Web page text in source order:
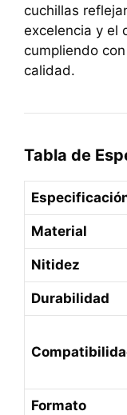
cuchillas
excelencia y el
cumpliendo
calidad.
Tabla de
Material
Nitidez
Durabilidad
Formato